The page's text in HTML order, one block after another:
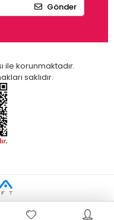
Gönder
ile korunmaktadır.
saklıdır.